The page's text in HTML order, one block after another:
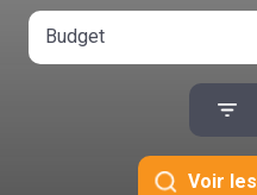
Budget
Voir les